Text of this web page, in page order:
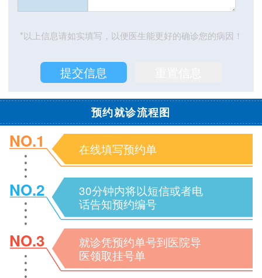
*以上信息请如实填写，以便医生能更好的确诊您的病因！
预约就诊流程图
NO.1 在线填写预约单
NO.2
30分钟内将以短信或者电
话告知预约编号
NO.3
就诊凭预约单号到医院导
医领取挂号单